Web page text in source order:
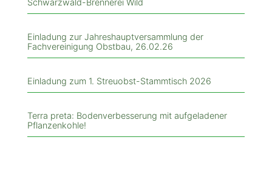
Einladung zur Jahreshauptversammlung der
Fachvereinigung Obstbau, 26.02.26
Einladung zum 1. Streuobst-Stammtisch 2026
Terra preta: Bodenverbesserung mit aufgeladener
Pflanzenkohle!